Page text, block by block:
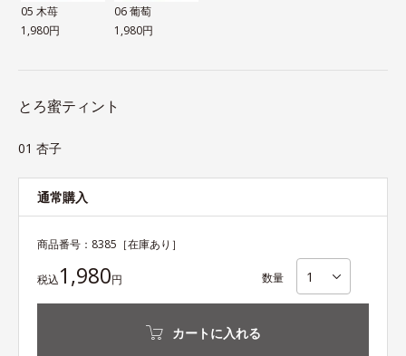
05 木苺
1,980円
06 葡萄
1,980円
とろ蜜ティント
01 杏子
通常購入
商品番号： 8385 ［在庫あり］
税込1,980円 数量
カートに入れる